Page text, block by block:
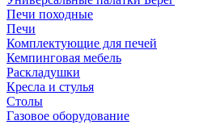
Печи походные
Печи
Комплектующие для печей
Кемпинговая мебель
Раскладушки
Кресла и стулья
Столы
Газовое оборудование